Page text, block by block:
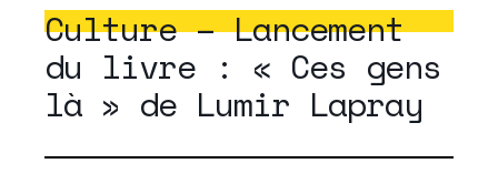
Culture – Lancement
du livre : « Ces gens
là » de Lumir Lapray